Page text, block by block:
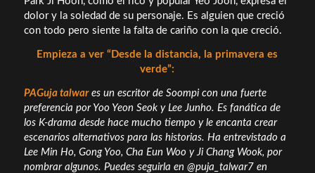
dolor y la soledad de su personaje. Es alguien que creció
con todo pero siente la falta de cariño con la que creció.
Empieza a ver “Desde la distancia, la primavera es
verde”:
PAGuja talwares un escritor de Soompi con una fuerte
preferencia por Yoo Yeon Seok y Lee Junho. Es fanática de
los K-drama desde hace mucho tiempo y le encanta crear
escenarios alternativos para las historias. Ha entrevistado a
Lee Min Ho, Gong Yoo, Cha Eun Woo y Ji Chang Wook, por
nombrar algunos. Puedes seguirla en @puja_talwar7 en